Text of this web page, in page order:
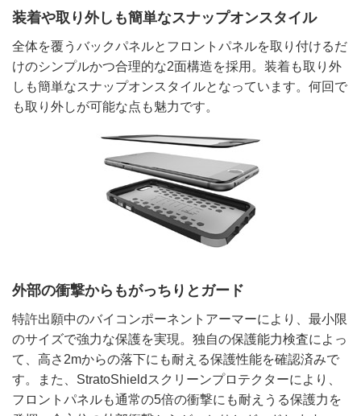
装着や取り外しも簡単なスナップオンスタイル
全体を覆うバックパネルとフロントパネルを取り付けるだ
けのシンプルかつ合理的な2面構造を採用。装着も取り外
しも簡単なスナップオンスタイルとなっています。何回で
も取り外しが可能な点も魅力です。
外部の衝撃からもがっちりとガード
特許出願中のバイコンポーネントアーマーにより、最小限
のサイズで強力な保護を実現。独自の保護能力検査によっ
て、高さ2mからの落下にも耐える保護性能を確認済みで
す。また、StratoShieldスクリーンプロテクターにより、
フロントパネルも通常の5倍の衝撃にも耐えうる保護力を